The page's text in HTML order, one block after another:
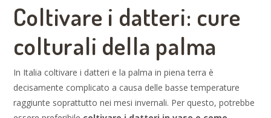
Coltivare i datteri: cure
colturali della palma
In Italia coltivare i datteri e la palma in piena terra è
decisamente complicato a causa delle basse temperature
raggiunte soprattutto nei mesi invernali. Per questo, potrebbe